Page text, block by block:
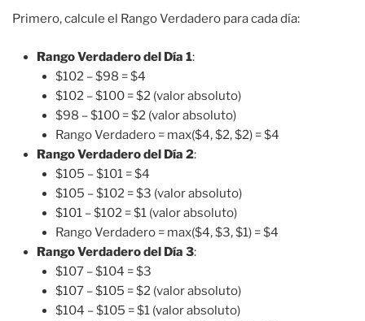
Primero, calcule el Rango Verdadero para cada día:
Rango Verdadero del Día 1:
$102 – $98 = $4
$102 – $100 = $2 (valor absoluto)
$98 – $100 = $2 (valor absoluto)
Rango Verdadero = max($4, $2, $2) = $4
Rango Verdadero del Día 2:
$105 – $101 = $4
$105 – $102 = $3 (valor absoluto)
$101 – $102 = $1 (valor absoluto)
Rango Verdadero = max($4, $3, $1) = $4
Rango Verdadero del Día 3:
$107 – $104 = $3
$107 – $105 = $2 (valor absoluto)
$104 – $105 = $1 (valor absoluto)